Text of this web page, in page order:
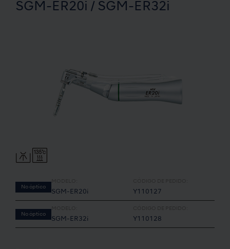
SGM-ER20i / SGM-ER32i
No óptico
SGM-ER20i Y110127
No óptico
SGM-ER32i Y110128